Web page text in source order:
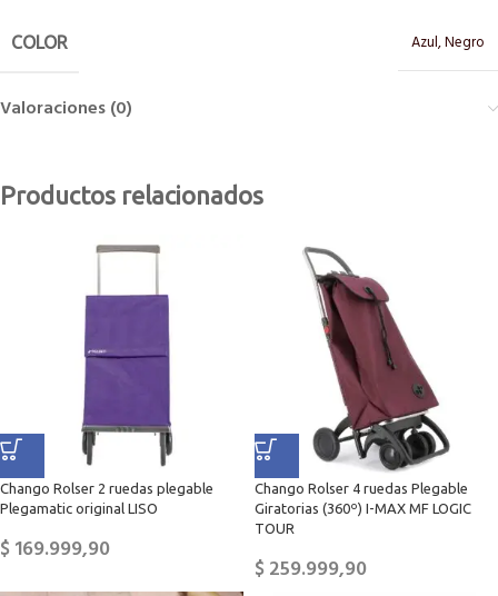
COLOR Azul,Negro
Valoraciones (0)
Productos relacionados
Chango Rolser 2 ruedas plegable
Plegamatic original LISO
$169.999,90
Chango Rolser 4 ruedas Plegable
Giratorias (360º) I-MAX MF LOGIC
TOUR
$259.999,90